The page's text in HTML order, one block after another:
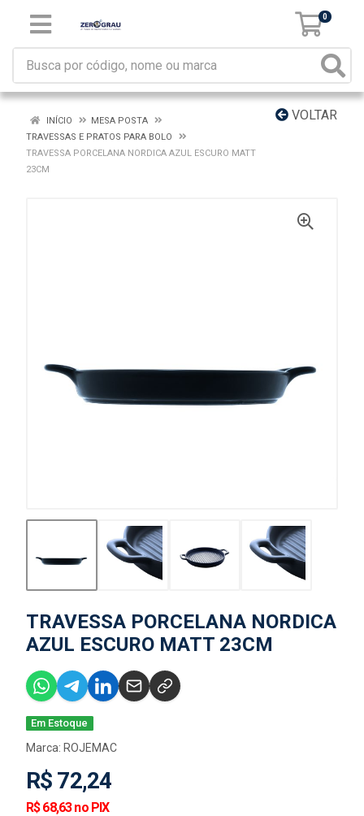
0
VOLTAR
INÍCIO
MESA POSTA
TRAVESSAS E PRATOS PARA BOLO
TRAVESSA PORCELANA NORDICA AZUL ESCURO MATT
23CM
TRAVESSA PORCELANA NORDICA
AZUL ESCURO MATT 23CM
Em Estoque
Marca: ROJEMAC
R$ 72,24
R$ 68,63 no PIX